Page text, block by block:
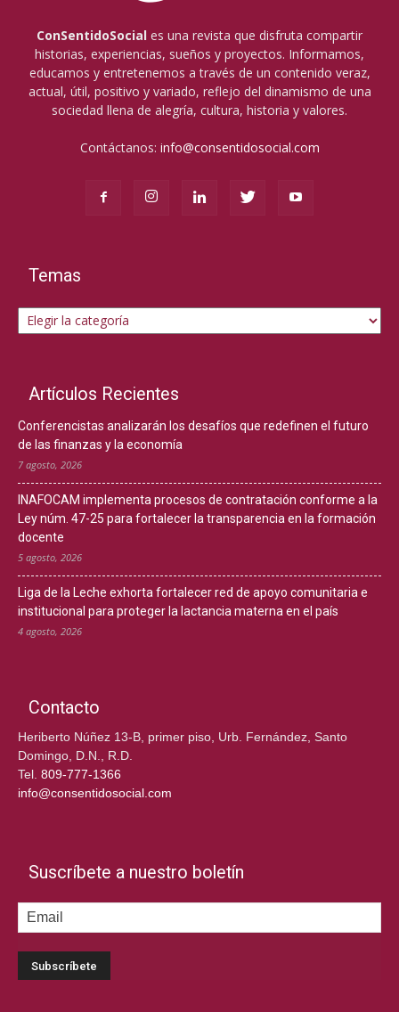
ConSentidoSocial es una revista que disfruta compartir
historias, experiencias, sueños y proyectos. Informamos,
educamos y entretenemos a través de un contenido veraz,
actual, útil, positivo y variado, reflejo del dinamismo de una
sociedad llena de alegría, cultura, historia y valores.
Contáctanos: info@consentidosocial.com
Temas
Temas
Artículos Recientes
Conferencistas analizarán los desafíos que redefinen el futuro
de las finanzas y la economía
7 agosto, 2026
INAFOCAM implementa procesos de contratación conforme a la
Ley núm. 47-25 para fortalecer la transparencia en la formación
docente
5 agosto, 2026
Liga de la Leche exhorta fortalecer red de apoyo comunitaria e
institucional para proteger la lactancia materna en el país
4 agosto, 2026
Contacto
Heriberto Núñez 13-B, primer piso, Urb. Fernández, Santo
Domingo, D.N., R.D.
Tel. 809-777-1366
info@consentidosocial.com
Suscríbete a nuestro boletín